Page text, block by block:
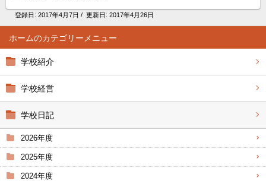
ホーム
学校紹介
学校経営
学校日記
2026年度
2025年度
2024年度
登録日: 2017年4月7日 / 更新日: 2017年4月26日